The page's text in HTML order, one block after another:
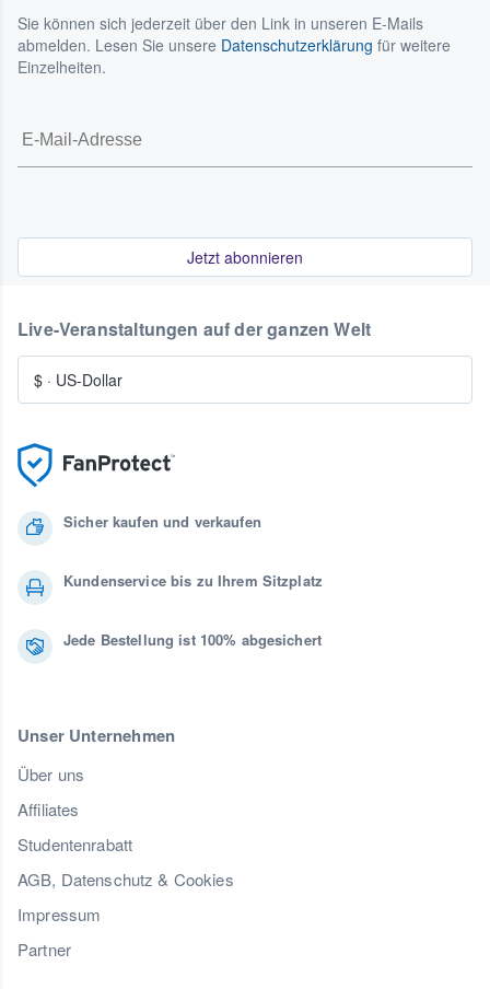
Sie können sich jederzeit über den Link in unseren E-Mails
abmelden. Lesen Sie unsere Datenschutzerklärung für weitere
Einzelheiten.
Jetzt abonnieren
Sicher kaufen und verkaufen
Kundenservice bis zu Ihrem Sitzplatz
Jede Bestellung ist 100% abgesichert
Unser Unternehmen
Über uns
Affiliates
Studentenrabatt
AGB, Datenschutz & Cookies
Impressum
Partner
Live-Veranstaltungen auf der ganzen Welt
$ · US-Dollar